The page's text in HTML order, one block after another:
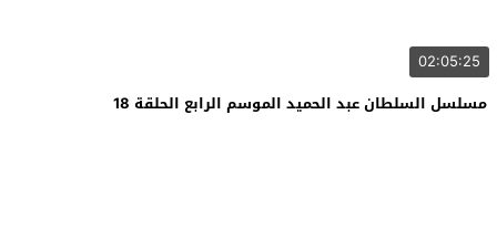
02:05:25
مسلسل السلطان عبد الحميد الموسم الرابع الحلقة 18